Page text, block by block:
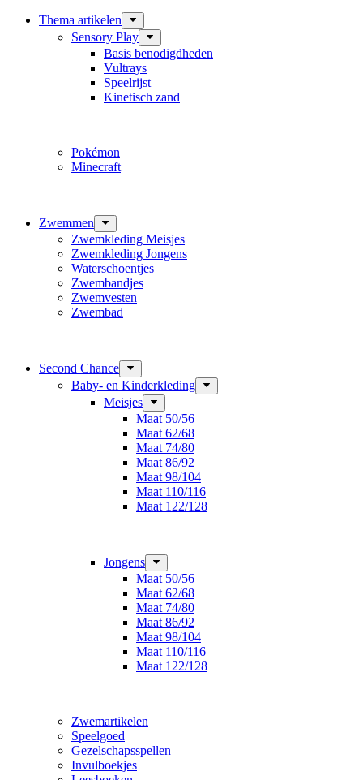
Thema artikelen
Sensory Play
Basis benodigdheden
Vultrays
Speelrijst
Kinetisch zand
Pokémon
Minecraft
Zwemmen
Zwemkleding Meisjes
Zwemkleding Jongens
Waterschoentjes
Zwembandjes
Zwemvesten
Zwembad
Second Chance
Baby- en Kinderkleding
Meisjes
Maat 50/56
Maat 62/68
Maat 74/80
Maat 86/92
Maat 98/104
Maat 110/116
Maat 122/128
Jongens
Maat 50/56
Maat 62/68
Maat 74/80
Maat 86/92
Maat 98/104
Maat 110/116
Maat 122/128
Zwemartikelen
Speelgoed
Gezelschapsspellen
Invulboekjes